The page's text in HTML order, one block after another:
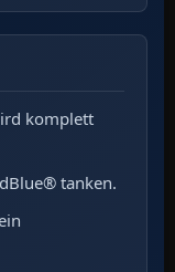
komplett
tanken.